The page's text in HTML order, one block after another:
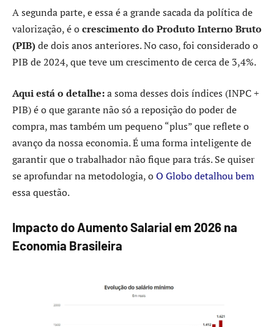
A segunda parte, e essa é a grande sacada da política de
valorização, é ocrescimento do Produto Interno Bruto
(PIB)de dois anos anteriores. No caso, foi considerado o
PIB de 2024, que teve um crescimento de cerca de 3,4%.
Aqui está o detalhe:a soma desses dois índices (INPC +
PIB) é o que garante não só a reposição do poder de
compra, mas também um pequeno “plus” que reflete o
avanço da nossa economia. É uma forma inteligente de
garantir que o trabalhador não fique para trás. Se quiser
se aprofundar na metodologia, oO Globo detalhou bem
essa questão.
Impacto do Aumento Salarial em 2026 na
Economia Brasileira